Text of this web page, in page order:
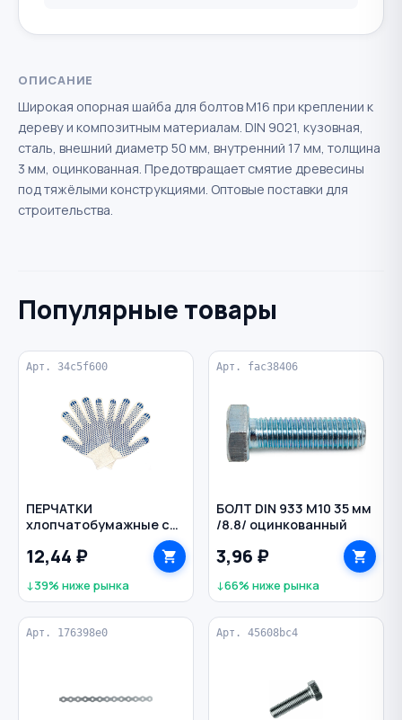
ОПИСАНИЕ
Широкая опорная шайба для болтов М16 при креплении к
дереву и композитным материалам. DIN 9021, кузовная,
сталь, внешний диаметр 50 мм, внутренний 17 мм, толщина
3 мм, оцинкованная. Предотвращает смятие древесины
под тяжёлыми конструкциями. Оптовые поставки для
строительства.
Популярные товары
Арт. 34c5f600
ПЕРЧАТКИ
хлопчатобумажные с
класс цв. белый
12,44 ₽
↓39% ниже рынка
Арт. fac38406
БОЛТ DIN 933 M10 35 мм
/8.8/ оцинкованный
3,96 ₽
↓66% ниже рынка
Арт. 176398e0 Арт. 45608bc4